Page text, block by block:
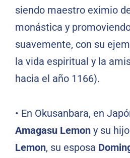
siendo maestro eximio
monástica y
suavemente, con su
la vida espiritual y la
hacia el año 1166).
• En Okusanbara, en
Amagasu Lemon y su hijo
Lemon, su esposa